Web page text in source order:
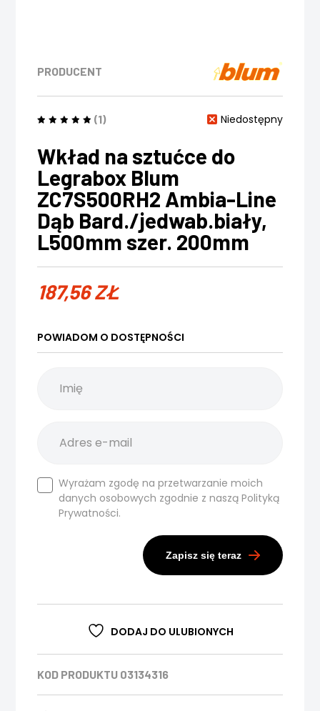
PRODUCENT
(1) Niedostępny
Wkład na sztućce do
Legrabox Blum
ZC7S500RH2 Ambia-Line
Dąb Bard./jedwab.biały,
L500mm szer. 200mm
187,56ZŁ
POWIADOM O DOSTĘPNOŚCI
Wyrażam zgodę na przetwarzanie moich
danych osobowych zgodnie z nasząPolityką
Prywatności.
Zapisz się teraz
DODAJ DO ULUBIONYCH
KOD PRODUKTU 03134316